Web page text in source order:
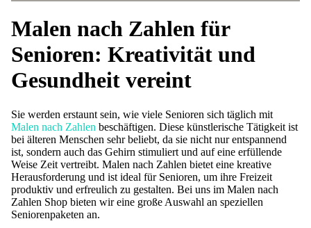
Malen nach Zahlen für
Senioren: Kreativität und
Gesundheit vereint
Sie werden erstaunt sein, wie viele Senioren sich täglich mit
Malen nach Zahlen beschäftigen. Diese künstlerische Tätigkeit ist
bei älteren Menschen sehr beliebt, da sie nicht nur entspannend
ist, sondern auch das Gehirn stimuliert und auf eine erfüllende
Weise Zeit vertreibt. Malen nach Zahlen bietet eine kreative
Herausforderung und ist ideal für Senioren, um ihre Freizeit
produktiv und erfreulich zu gestalten. Bei uns im Malen nach
Zahlen Shop bieten wir eine große Auswahl an speziellen
Seniorenpaketen an.